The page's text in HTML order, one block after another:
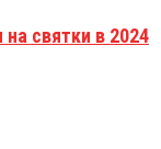
на святки в 2024